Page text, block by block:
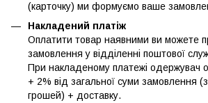
(карточку) ми формуємо ваше
Накладений платіж
Оплатити товар наявними ви можете
замовлення у відділенні поштової
При накладеному платежі одержувач
+ 2% від загальної суми замовлення
грошей) + доставку.